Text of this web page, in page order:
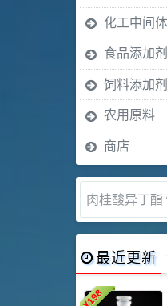
化工中间体
食品添加
饲料添加
农用原料
商店
肉桂醛 99%
最近更新
198